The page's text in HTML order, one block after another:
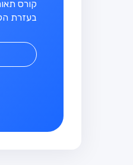
קורס
בעזרת